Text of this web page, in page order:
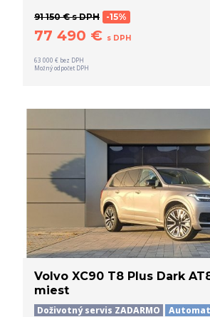
91 150 € s DPH -15%
77 490 € s DPH
63 000 € bez DPH
Možný odpočet DPH
Volvo XC90 T8 Plus Dark
miest
Doživotný servis ZADARMO Automat